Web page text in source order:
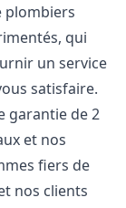
plombiers
qui
un service
satisfaire.
garantie de 2
et nos
fiers de
nos clients